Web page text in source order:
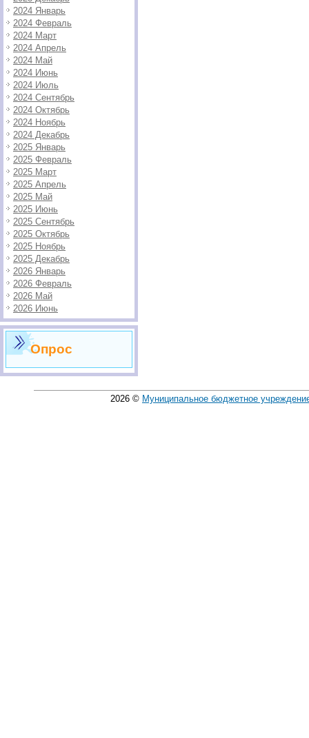
2024 Январь
2024 Февраль
2024 Март
2024 Апрель
2024 Май
2024 Июнь
2024 Июль
2024 Сентябрь
2024 Октябрь
2024 Ноябрь
2024 Декабрь
2025 Январь
2025 Февраль
2025 Март
2025 Апрель
2025 Май
2025 Июнь
2025 Сентябрь
2025 Октябрь
2025 Ноябрь
2025 Декабрь
2026 Январь
2026 Февраль
2026 Май
2026 Июнь
Опрос
2026 © Муниципальное бюджетное